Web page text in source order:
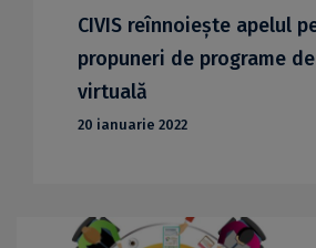
CIVIS reînnoiește apelul
propuneri de programe
virtuală
20 ianuarie 2022